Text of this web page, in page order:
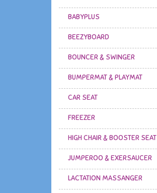
BABYPLUS
BEEZYBOARD
BOUNCER & SWINGER
BUMPERMAT & PLAYMAT
CAR SEAT
FREEZER
HIGH CHAIR & BOOSTER SEAT
JUMPEROO & EXERSAUCER
LACTATION MASSANGER